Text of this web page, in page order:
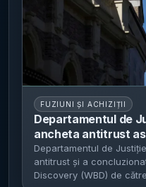
FUZIUNI ȘI ACHIZIȚII
Departamentul de
ancheta antitrust
Bros Discovery de
Skydance -
concurența și nu ar
Departamentul de
antitrust și a
Discovery (WBD) de